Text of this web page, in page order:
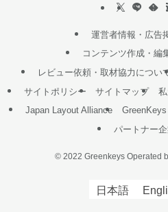
運営者情報・広告
コンテンツ作成・編
レビュー依頼・取材協力につい
サイトポリシー
サイトマップ
Japan Layout Alliance
GreenKeys
パートナー
© 2022 Greenkeys Operated
日本語